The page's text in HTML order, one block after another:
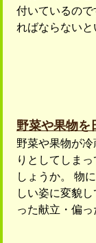
付いているの
ればならない
野菜や果物を
野菜や果物が
りとしてしま
しょうか。 物
しい姿に変貌
った献立・偏